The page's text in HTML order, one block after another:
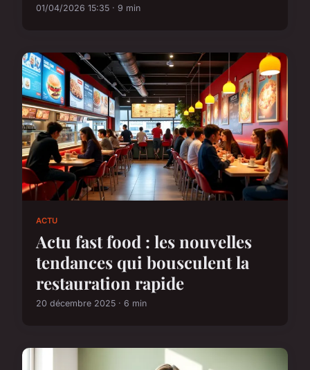
01/04/2026 15:35 · 9 min
ACTU
Actu fast food : les nouvelles
tendances qui bousculent la
restauration rapide
20 décembre 2025 · 6 min